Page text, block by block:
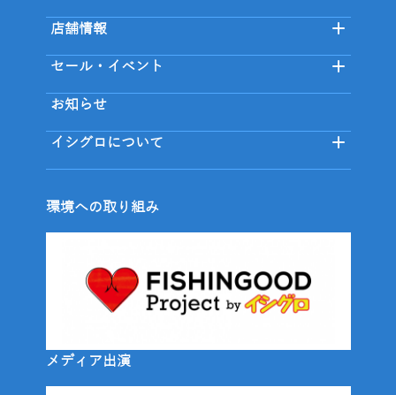
店舗情報
セール・イベント
お知らせ
イシグロについて
環境への取り組み
メディア出演